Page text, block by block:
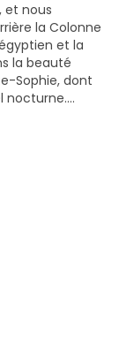
et nous
la Colonne
et la
la beauté
Sophie, dont
nocturne.
verrons
d'un
l'âme de